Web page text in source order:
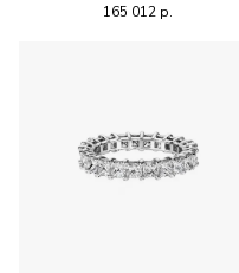
165 012р.